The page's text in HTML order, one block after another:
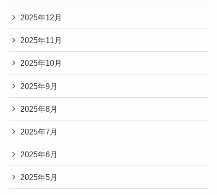
2025年12月
2025年11月
2025年10月
2025年9月
2025年8月
2025年7月
2025年6月
2025年5月